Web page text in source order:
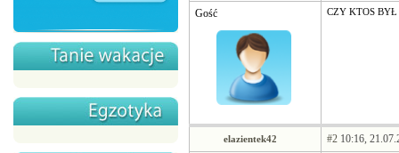
Gość
CZY KTOŚ BYŁ
elazientek42 #2 10:16,